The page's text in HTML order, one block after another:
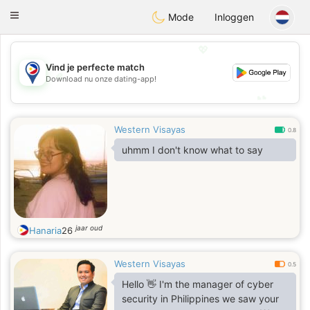
PhilippinesChat
Toggle
Mode Inloggen
💖
💕
Vind je perfecte match
Download nu onze dating-app!
Western Visayas 0.8
uhmm I don't know what to say
Hanaria26jaar oud
Western Visayas 0.5
Hello 👋 I'm the manager of cyber
security in Philippines we saw your